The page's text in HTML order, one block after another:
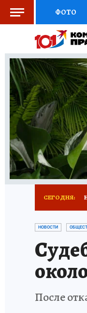
ФОТО
ВЫБОР
ПРЕСС-
РАДИО
СЕГОДНЯ:
НОВОСТИ
После